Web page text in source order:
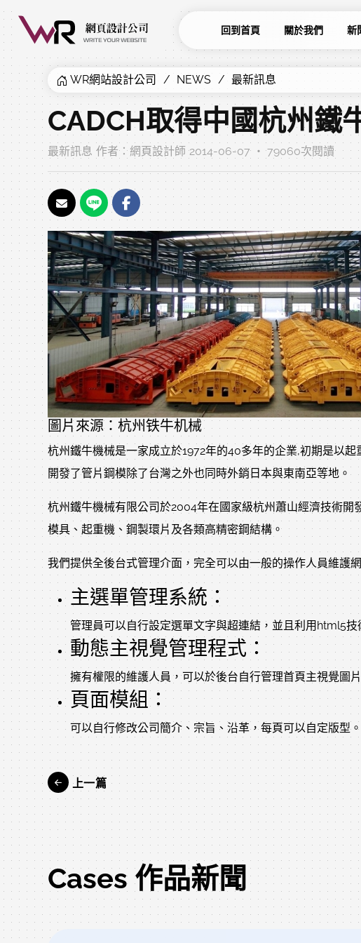
回到首頁 關於我們 新
WR網站設計公司 NEWS 最新訊息
CADCH取得中國杭州鐵
最新訊息 作者： 網頁設計師 2014-06-07 ‧ 79060次閱讀
圖片來源：杭州铁牛机械
杭州鐵牛機械是一家成立於1972年的40多年的企業,初期是以
開發了管片鋼模除了台灣之外也同時外銷日本與東南亞等地。
杭州鐵牛機械有限公司於2004年在國家級杭州蕭山經濟技術
模具、起重機、鋼製環片及各類高精密鋼結構。
我們提供全後台式管理介面，完全可以由一般的操作人員維護
主選單管理系統：
管理員可以自行設定選單文字與超連結，並且利用html5
動態主視覺管理程式：
擁有權限的維護人員，可以於後台自行管理首頁主視覺圖
頁面模組：
可以自行修改公司簡介、宗旨、沿革，每頁可以自定版型。
上一篇
Cases 作品新聞